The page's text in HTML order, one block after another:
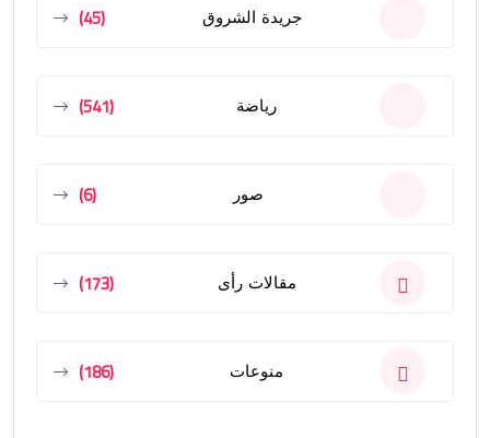
جريدة الشروق (45)
رياضة (541)
صور (6)
مقالات رأى (173)
منوعات (186)